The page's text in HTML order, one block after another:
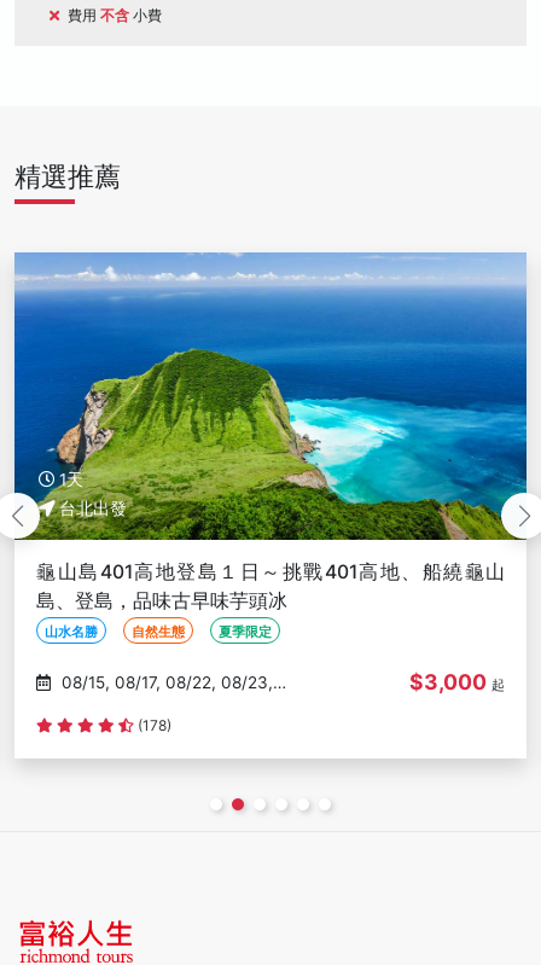
費用 不含 小費
精選推薦
1天
台北出發
龜山島401高地登島１日～挑戰401高地、船繞龜山
島、登島，品味古早味芋頭冰
山水名勝 自然生態 夏季限定
$3,000 起
(178)